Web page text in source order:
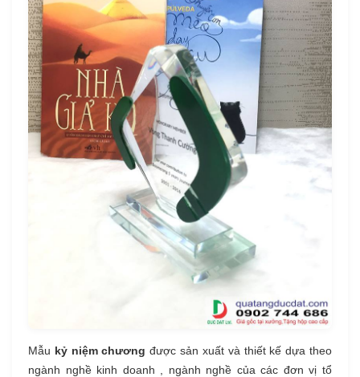
Mẫu kỷ niệm chương được sản xuất và thiết kế dựa theo
ngành nghề kinh doanh , ngành nghề của các đơn vị tổ